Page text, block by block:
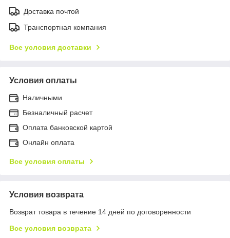
Доставка почтой
Транспортная компания
Все условия доставки
Условия оплаты
Наличными
Безналичный расчет
Оплата банковской картой
Онлайн оплата
Все условия оплаты
Условия возврата
Возврат товара в течение 14 дней по договоренности
Все условия возврата